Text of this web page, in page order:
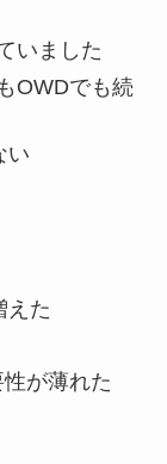
いました
OWDでも続
い
えた
が薄れた